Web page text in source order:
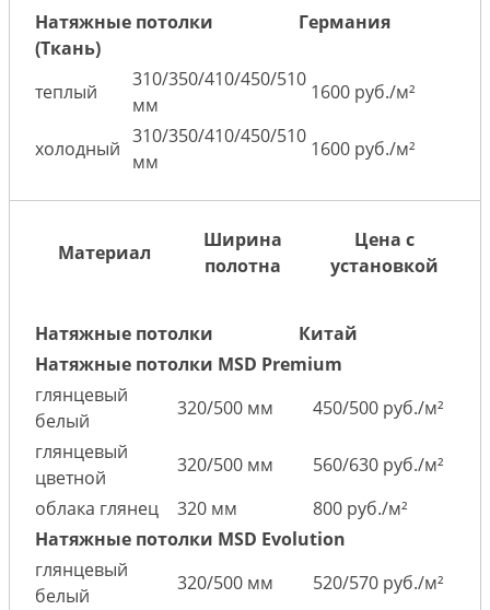
Натяжные потолки
Германия
(Ткань)
теплый
310/350/410/450/510
мм
1600 руб./м²
холодный
310/350/410/450/510
мм
1600 руб./м²
Материал
Ширина
полотна
Цена с
установкой
Натяжные потолки
Китай
Натяжные потолки MSD Premium
глянцевый
белый
320/500 мм
450/500 руб./м²
глянцевый
цветной
320/500 мм
560/630 руб./м²
облака глянец
320 мм
800 руб./м²
Натяжные потолки MSD Evolution
глянцевый
белый
320/500 мм 520/570 руб./м²